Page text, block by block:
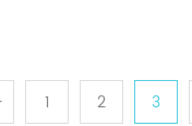
1 2 3